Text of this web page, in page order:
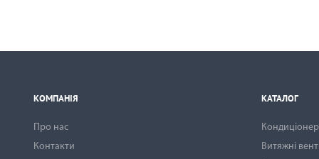
КОМПАНІЯ
Про нас
Контакти
КАТАЛОГ
Витяжні